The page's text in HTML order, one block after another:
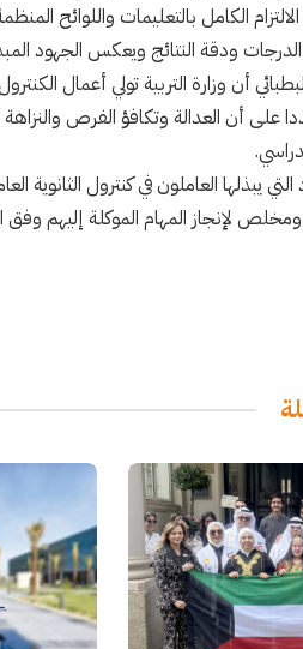
الكامل بالتعليمات واللوائح
ودقة النتائج ويعكس الجهود
أن وزارة التربية تولي أعمال
على أن العدالة وتكافؤ الفرص
التي يبذلها العاملون في كنترول
لإنجاز المهام الموكلة إليهم وفق